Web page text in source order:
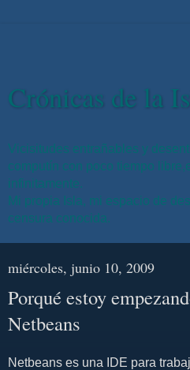
Crónicas de la
Vicisitudes entrañables y
computín con poco tiempo
infinitamente.
Mi propia Isla, mi espacio de
censura conocida.
miércoles, junio 10, 2009
Porqué estoy
Netbeans
Netbeans es una IDE para